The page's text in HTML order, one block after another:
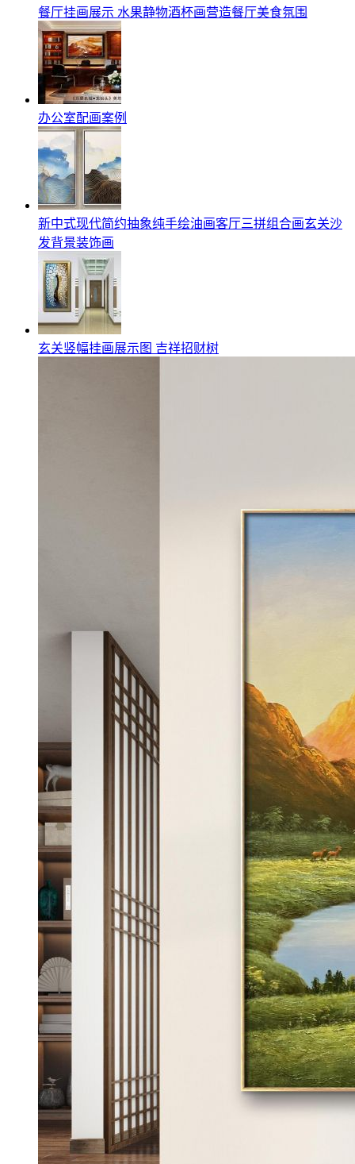
餐厅挂画展示 水果静物酒杯画营造餐厅美食氛围
办公室配画案例
新中式现代简约抽象纯手绘油画客厅三拼组合画玄关沙
发背景装饰画
玄关竖幅挂画展示图 吉祥招财树